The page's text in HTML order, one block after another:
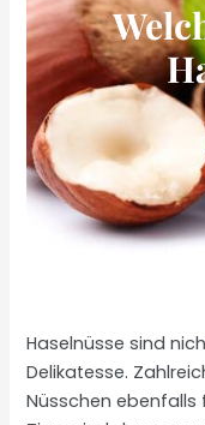
Haselnüsse sind
Delikatesse.
Nüsschen ebenfalls